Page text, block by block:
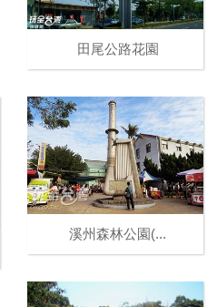
田尾公路花園
溪州森林公園(...